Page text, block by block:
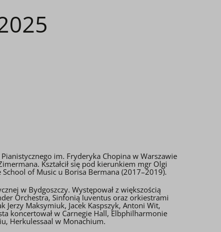
im. Fryderyka Chopina w Warszawie
Kształcił się pod kierunkiem mgr Olgi
of Music u Borisa Bermana (2017–2019).
w Bydgoszczy. Występował z większością
Orchestra, Sinfonią Iuventus oraz orkiestrami
Maksymiuk, Jacek Kaspszyk, Antoni Wit,
koncertował w Carnegie Hall, Elbphilharmonie
Herkulessaal w Monachium.